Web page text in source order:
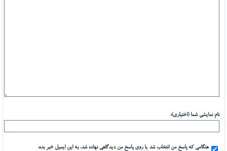
نام نمایشی شما (اختیاری):
هنگامی که پاسخ من انتخاب شد یا روی پاسخ من دیدگاهی نهاده شد، به این ایمیل خبر بده: